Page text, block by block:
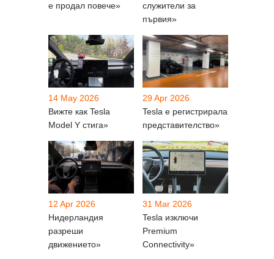
е продал повече»
служители за
първия»
14 May 2026
Вижте как Tesla
Model Y стига»
29 Apr 2026
Tesla е регистрирала
представителство»
12 Apr 2026
Нидерландия
разреши
движението»
31 Mar 2026
Tesla изключи
Premium
Connectivity»